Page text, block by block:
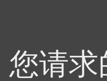
您请